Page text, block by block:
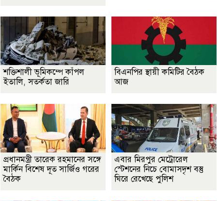
শক্তিশালী ভূমিকম্পে কাঁপল
ইতালি, সতর্কতা জারি
বিএনপির স্থায়ী কমিটির বৈঠক
আজ
প্রধানমন্ত্রী তারেক রহমানের সঙ্গে
মার্কিন বিশেষ দূত সার্জিও গরের
বৈঠক
এবার মিরপুর মেট্রোরেল
স্টেশনের নিচে বোমাসদৃশ বস্তু
ঘিরে রেখেছে পুলিশ